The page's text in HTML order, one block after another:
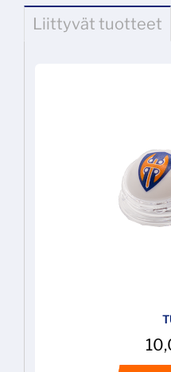
Liittyvät tuotteet